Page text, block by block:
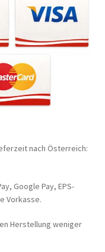
nach Österreich:
Google Pay, EPS-
Vorkasse.
Herstellung weniger